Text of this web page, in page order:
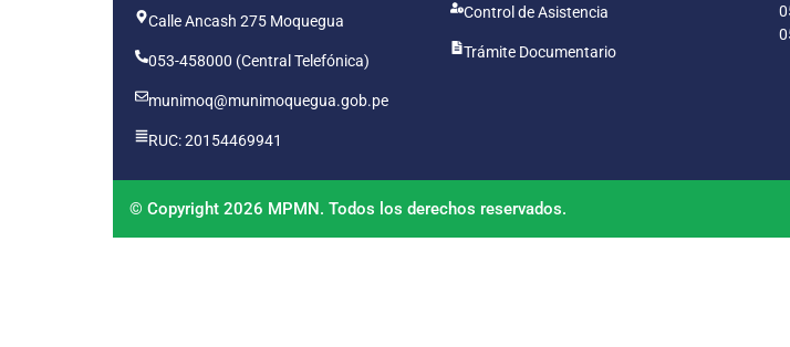
Calle Ancash 275 Moquegua
053-458000 (Central Telefónica)
munimoq@munimoquegua.gob.pe
RUC: 20154469941
Control de Asistencia
Trámite Documentario
© Copyright 2026 MPMN. Todos los derechos reservados.